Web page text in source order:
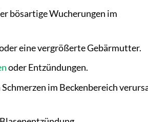
bösartige Wucherungen im
eine vergrößerte Gebärmutter.
oder Entzündungen.
im Beckenbereich